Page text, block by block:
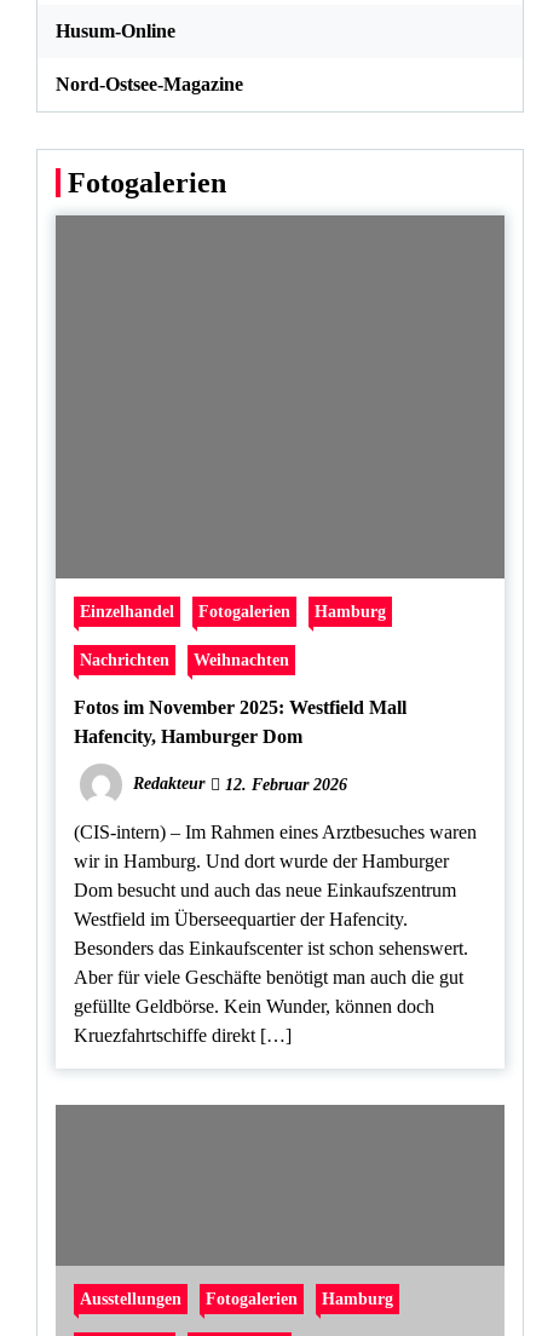
Husum-Online
Nord-Ostsee-Magazine
Fotogalerien
Einzelhandel Fotogalerien Hamburg
Nachrichten Weihnachten
Fotos im November 2025: Westfield Mall
Hafencity, Hamburger Dom
Redakteur 12. Februar 2026
(CIS-intern) – Im Rahmen eines Arztbesuches waren
wir in Hamburg. Und dort wurde der Hamburger
Dom besucht und auch das neue Einkaufszentrum
Westfield im Überseequartier der Hafencity.
Besonders das Einkaufscenter ist schon sehenswert.
Aber für viele Geschäfte benötigt man auch die gut
gefüllte Geldbörse. Kein Wunder, können doch
Kruezfahrtschiffe direkt […]
Ausstellungen Fotogalerien Hamburg